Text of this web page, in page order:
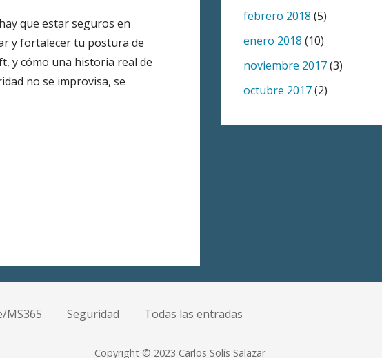
que estar seguros en
y fortalecer tu postura de
y cómo una historia real de
no se improvisa, se
febrero 2018 (5)
enero 2018 (10)
noviembre 2017(3)
octubre 2017(2)
MS365 Seguridad Todas las entradas
Copyright © 2023 Carlos Solís Salazar